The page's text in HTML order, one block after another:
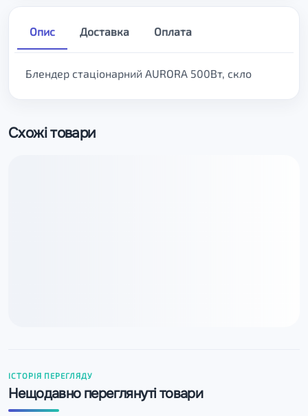
Опис Доставка Оплата
Блендер стаціонарний AURORA 500Вт, скло
Схожі товари
ІСТОРІЯ ПЕРЕГЛЯДУ
Нещодавно переглянуті товари